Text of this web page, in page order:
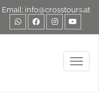
| Email: info@crosstours.at